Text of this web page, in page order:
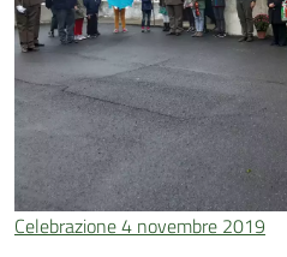
Celebrazione 4 novembre 2019